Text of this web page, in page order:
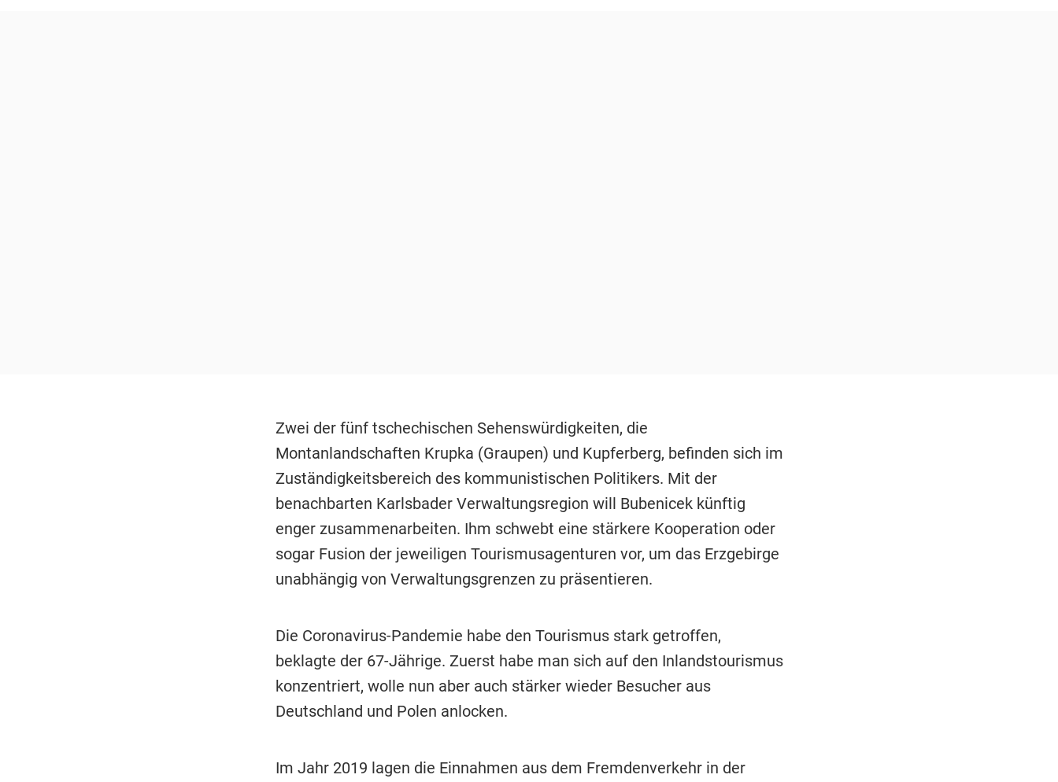
Zwei der fünf tschechischen Sehenswürdigkeiten, die
Montanlandschaften Krupka (Graupen) und Kupferberg, befinden sich im
Zuständigkeitsbereich des kommunistischen Politikers. Mit der
benachbarten Karlsbader Verwaltungsregion will Bubenicek künftig
enger zusammenarbeiten. Ihm schwebt eine stärkere Kooperation oder
sogar Fusion der jeweiligen Tourismusagenturen vor, um das Erzgebirge
unabhängig von Verwaltungsgrenzen zu präsentieren.
Die Coronavirus-Pandemie habe den Tourismus stark getroffen,
beklagte der 67-Jährige. Zuerst habe man sich auf den Inlandstourismus
konzentriert, wolle nun aber auch stärker wieder Besucher aus
Deutschland und Polen anlocken.
Im Jahr 2019 lagen die Einnahmen aus dem Fremdenverkehr in der